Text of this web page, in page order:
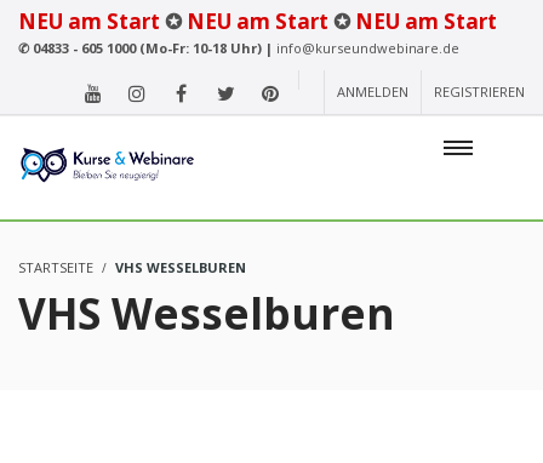
NEU am Start ✪ NEU am Start ✪ NEU am Start
✆04833 - 605 1000 (Mo-Fr: 10-18 Uhr) | info@kurseundwebinare.de
ANMELDEN REGISTRIEREN
STARTSEITE VHS WESSELBUREN
VHS Wesselburen